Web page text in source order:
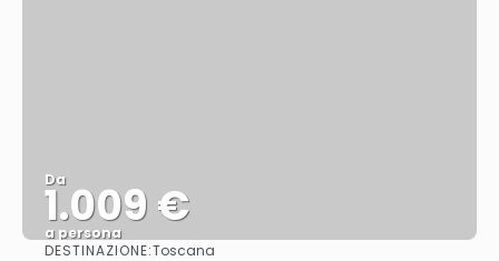
Da
1.009 €
a persona
DESTINAZIONE:Toscana